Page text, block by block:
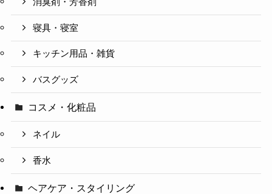
寝具・寝室
キッチン用品・雑貨
バスグッズ
コスメ・化粧品
ネイル
香水
ヘアケア・スタイリング